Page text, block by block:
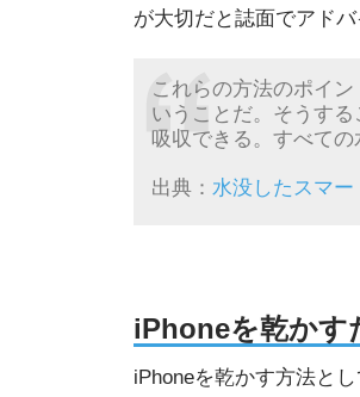
が大切だと誌面でアドバ
これらの方法のポイ
いうことだ。そうす
吸収できる。すべて
出典： 水没したスマー
iPhoneを乾かす
iPhoneを乾かす方法と